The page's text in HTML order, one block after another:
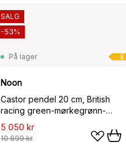
E
På lager
Noon
Castor pendel 20 cm, British
racing green-mørkegrønn-
messing
5 050 kr
10 699 kr
SALG
-53%